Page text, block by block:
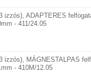
izzós), ADAPTERES
- 411/24.05
izzós), MÁGNESTALPAS
- 410M/12.05